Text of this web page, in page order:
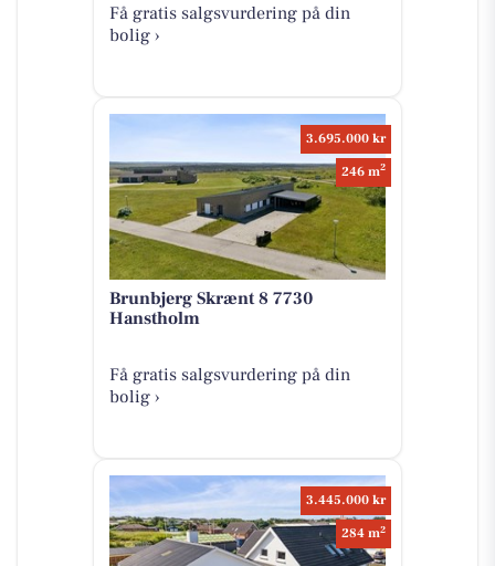
Få gratis salgsvurdering på din
bolig ›
3.695.000 kr
246 m2
Brunbjerg Skrænt 8 7730
Hanstholm
Få gratis salgsvurdering på din
bolig ›
3.445.000 kr
284 m2